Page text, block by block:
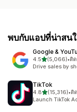
พบกับแอปที่น่าสน
Google &
4.5เต็ม 5 ดาว
(5,066)
ทั้งหมด 5066 รีวิว
•ติ
Drive sales by
TikTok
4.8เต็ม 5 ดาว
(15,316)
ทั้งหมด 15316 รีวิว
•ติ
Launch TikTok